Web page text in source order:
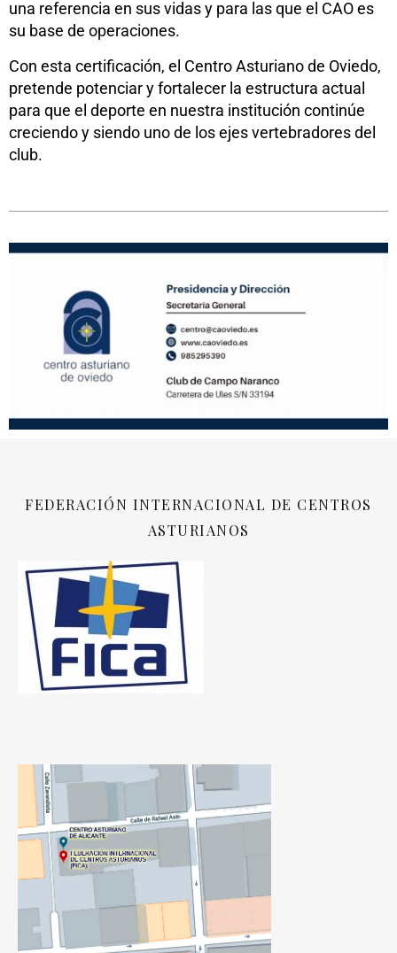
una referencia en sus vidas y para las que el CAO es
su base de operaciones.
Con esta certificación, el Centro Asturiano de Oviedo,
pretende potenciar y fortalecer la estructura actual
para que el deporte en nuestra institución continúe
creciendo y siendo uno de los ejes vertebradores del
club.
FEDERACIÓN INTERNACIONAL DE CENTROS
ASTURIANOS